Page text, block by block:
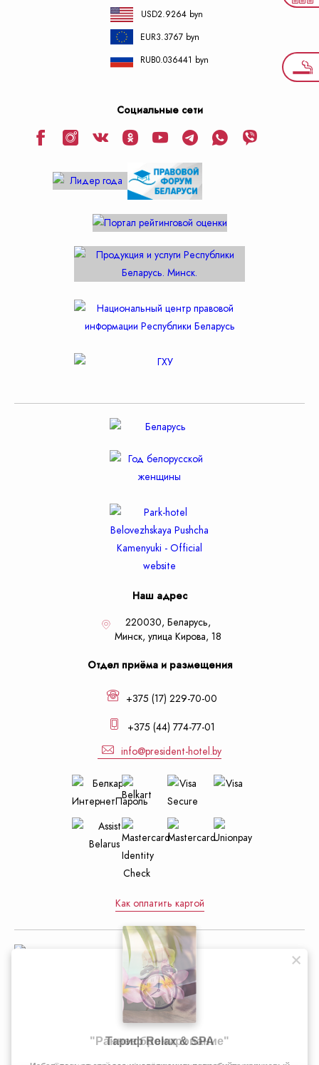
USD2.9264 byn
EUR3.3767 byn
RUB0.036441 byn
Социальные сети
Наш адрес
220030, Беларусь,
Минск, улица Кирова, 18
Отдел приёма и размещения
+375 (17) 229-70-00
+375 (44) 774-77-01
info@president-hotel.by
Как оплатить картой
Управление делами Президента
Республики Беларусь
Официальный интернет-портал
Тариф Relax & SPA
"Раннее бронирование"